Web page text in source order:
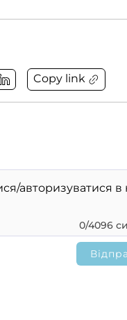
Copy link
0/4096